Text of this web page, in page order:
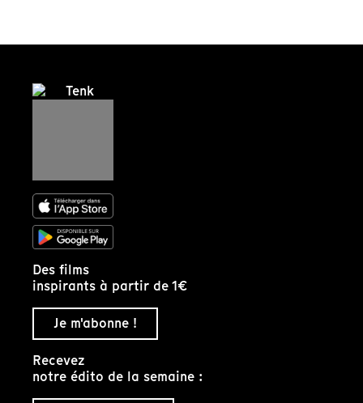
Des films
inspirants à partir de 1€
Je m'abonne !
Recevez
notre édito de la semaine :